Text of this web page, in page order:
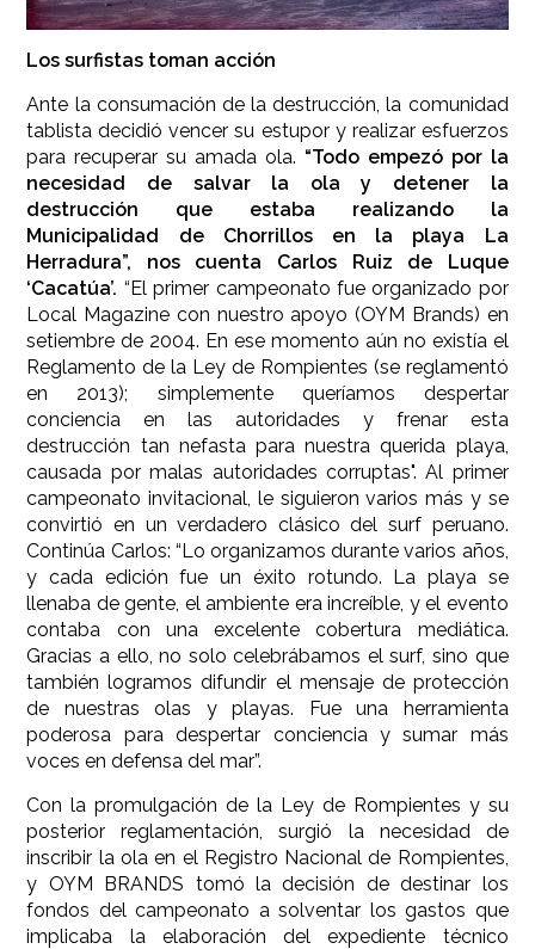
Los surfistas toman acción
Ante la consumación de la destrucción, la comunidad
tablista decidió vencer su estupor y realizar esfuerzos
para recuperar su amada ola. “Todo empezó por la
necesidad de salvar la ola y detener la
destrucción que estaba realizando la
Municipalidad de Chorrillos en la playa La
Herradura”, nos cuenta Carlos Ruiz de Luque
‘Cacatúa’. “El primer campeonato fue organizado por
Local Magazine con nuestro apoyo (OYM Brands) en
setiembre de 2004. En ese momento aún no existía el
Reglamento de la Ley de Rompientes (se reglamentó
en 2013); simplemente queríamos despertar
conciencia en las autoridades y frenar esta
destrucción tan nefasta para nuestra querida playa,
causada por malas autoridades corruptas". Al primer
campeonato invitacional, le siguieron varios más y se
convirtió en un verdadero clásico del surf peruano.
Continúa Carlos: “Lo organizamos durante varios años,
y cada edición fue un éxito rotundo. La playa se
llenaba de gente, el ambiente era increíble, y el evento
contaba con una excelente cobertura mediática.
Gracias a ello, no solo celebrábamos el surf, sino que
también logramos difundir el mensaje de protección
de nuestras olas y playas. Fue una herramienta
poderosa para despertar conciencia y sumar más
voces en defensa del mar”.
Con la promulgación de la Ley de Rompientes y su
posterior reglamentación, surgió la necesidad de
inscribir la ola en el Registro Nacional de Rompientes,
y OYM BRANDS tomó la decisión de destinar los
fondos del campeonato a solventar los gastos que
implicaba la elaboración del expediente técnico